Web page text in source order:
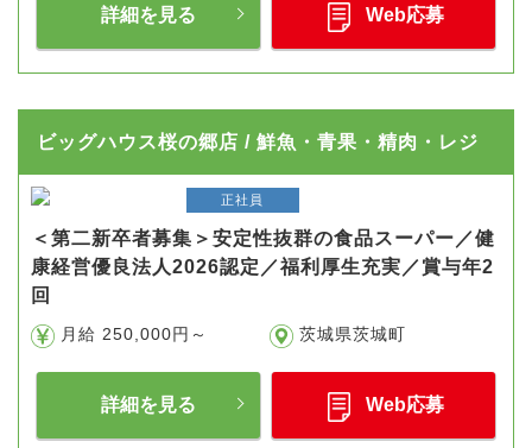
詳細を見る Web応募
ビッグハウス桜の郷店 / 鮮魚・青果・精肉・レジ
正社員
＜第二新卒者募集＞安定性抜群の食品スーパー／健
康経営優良法人2026認定／福利厚生充実／賞与年2
回
月給 250,000円～ 茨城県茨城町
詳細を見る Web応募